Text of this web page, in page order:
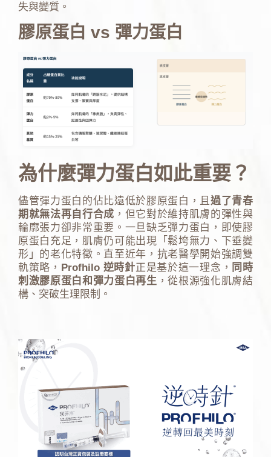
失與變質。
膠原蛋白 vs 彈力蛋白
為什麼彈力蛋白如此重要？
儘管彈力蛋白的佔比遠低於膠原蛋白，且 過了青春
期就無法再自行合成 ，但它對於維持肌膚的彈性與
輪廓張力卻非常重要。一旦缺乏彈力蛋白，即使膠
原蛋白充足，肌膚仍可能出現「鬆垮無力、下垂變
形」的老化特徵。直至近年，抗老醫學開始強調雙
軌策略， Profhilo 逆時針正是基於這一理念， 同時
刺激膠原蛋白和彈力蛋白再生 ，從根源強化肌膚結
構、突破生理限制。